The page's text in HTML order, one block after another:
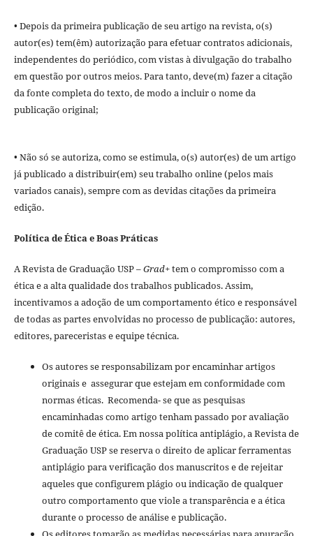
• Depois da primeira publicação de seu artigo na revista, o(s)
autor(es) tem(êm) autorização para efetuar contratos adicionais,
independentes do periódico, com vistas à divulgação do trabalho
em questão por outros meios. Para tanto, deve(m) fazer a citação
da fonte completa do texto, de modo a incluir o nome da
publicação original;
• Não só se autoriza, como se estimula, o(s) autor(es) de um artigo
já publicado a distribuir(em) seu trabalho online (pelos mais
variados canais), sempre com as devidas citações da primeira
edição.
Política de Ética e Boas Práticas
A Revista de Graduação USP –Grad+tem o compromisso com a
ética e a alta qualidade dos trabalhos publicados. Assim,
incentivamos a adoção de um comportamento ético e responsável
de todas as partes envolvidas no processo de publicação: autores,
editores, pareceristas e equipe técnica.
Os autores se responsabilizam por encaminhar artigos
originais e assegurar que estejam em conformidade com
normas éticas. Recomenda- se que as pesquisas
encaminhadas como artigo tenham passado por avaliação
de comitê de ética. Em nossa política antiplágio, a Revista de
Graduação USP se reserva o direito de aplicar ferramentas
antiplágio para verificação dos manuscritos e de rejeitar
aqueles que configurem plágio ou indicação de qualquer
outro comportamento que viole a transparência e a ética
durante o processo de análise e publicação.